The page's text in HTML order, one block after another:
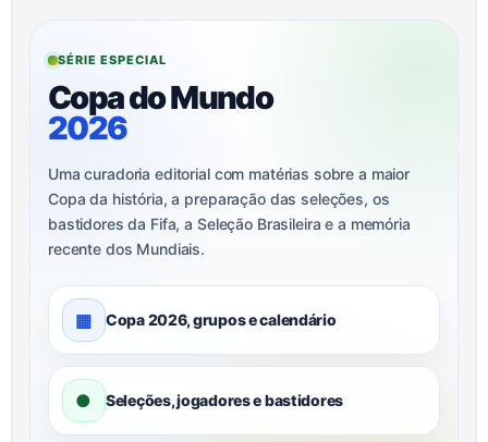
SÉRIE ESPECIAL
Copa do Mundo
2026
Uma curadoria editorial com matérias sobre a maior
Copa da história, a preparação das seleções, os
bastidores da Fifa, a Seleção Brasileira e a memória
recente dos Mundiais.
▦ Copa 2026, grupos e calendário
● Seleções, jogadores e bastidores